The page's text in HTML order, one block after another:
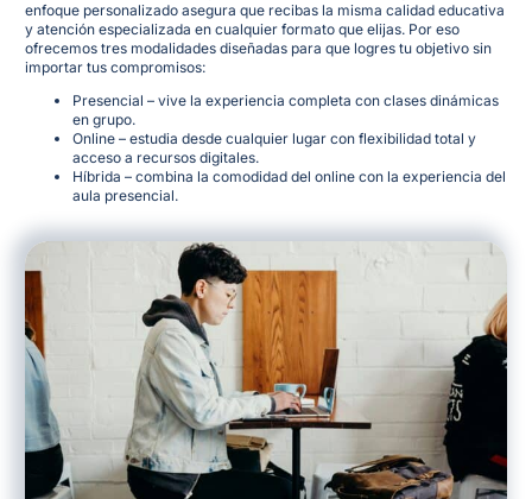
enfoque personalizado asegura que recibas la misma calidad educativa
y atención especializada en cualquier formato que elijas. Por eso
ofrecemos tres modalidades diseñadas para que logres tu objetivo sin
importar tus compromisos:
Presencial – vive la experiencia completa con clases dinámicas
en grupo.
Online – estudia desde cualquier lugar con flexibilidad total y
acceso a recursos digitales.
Híbrida – combina la comodidad del online con la experiencia del
aula presencial.